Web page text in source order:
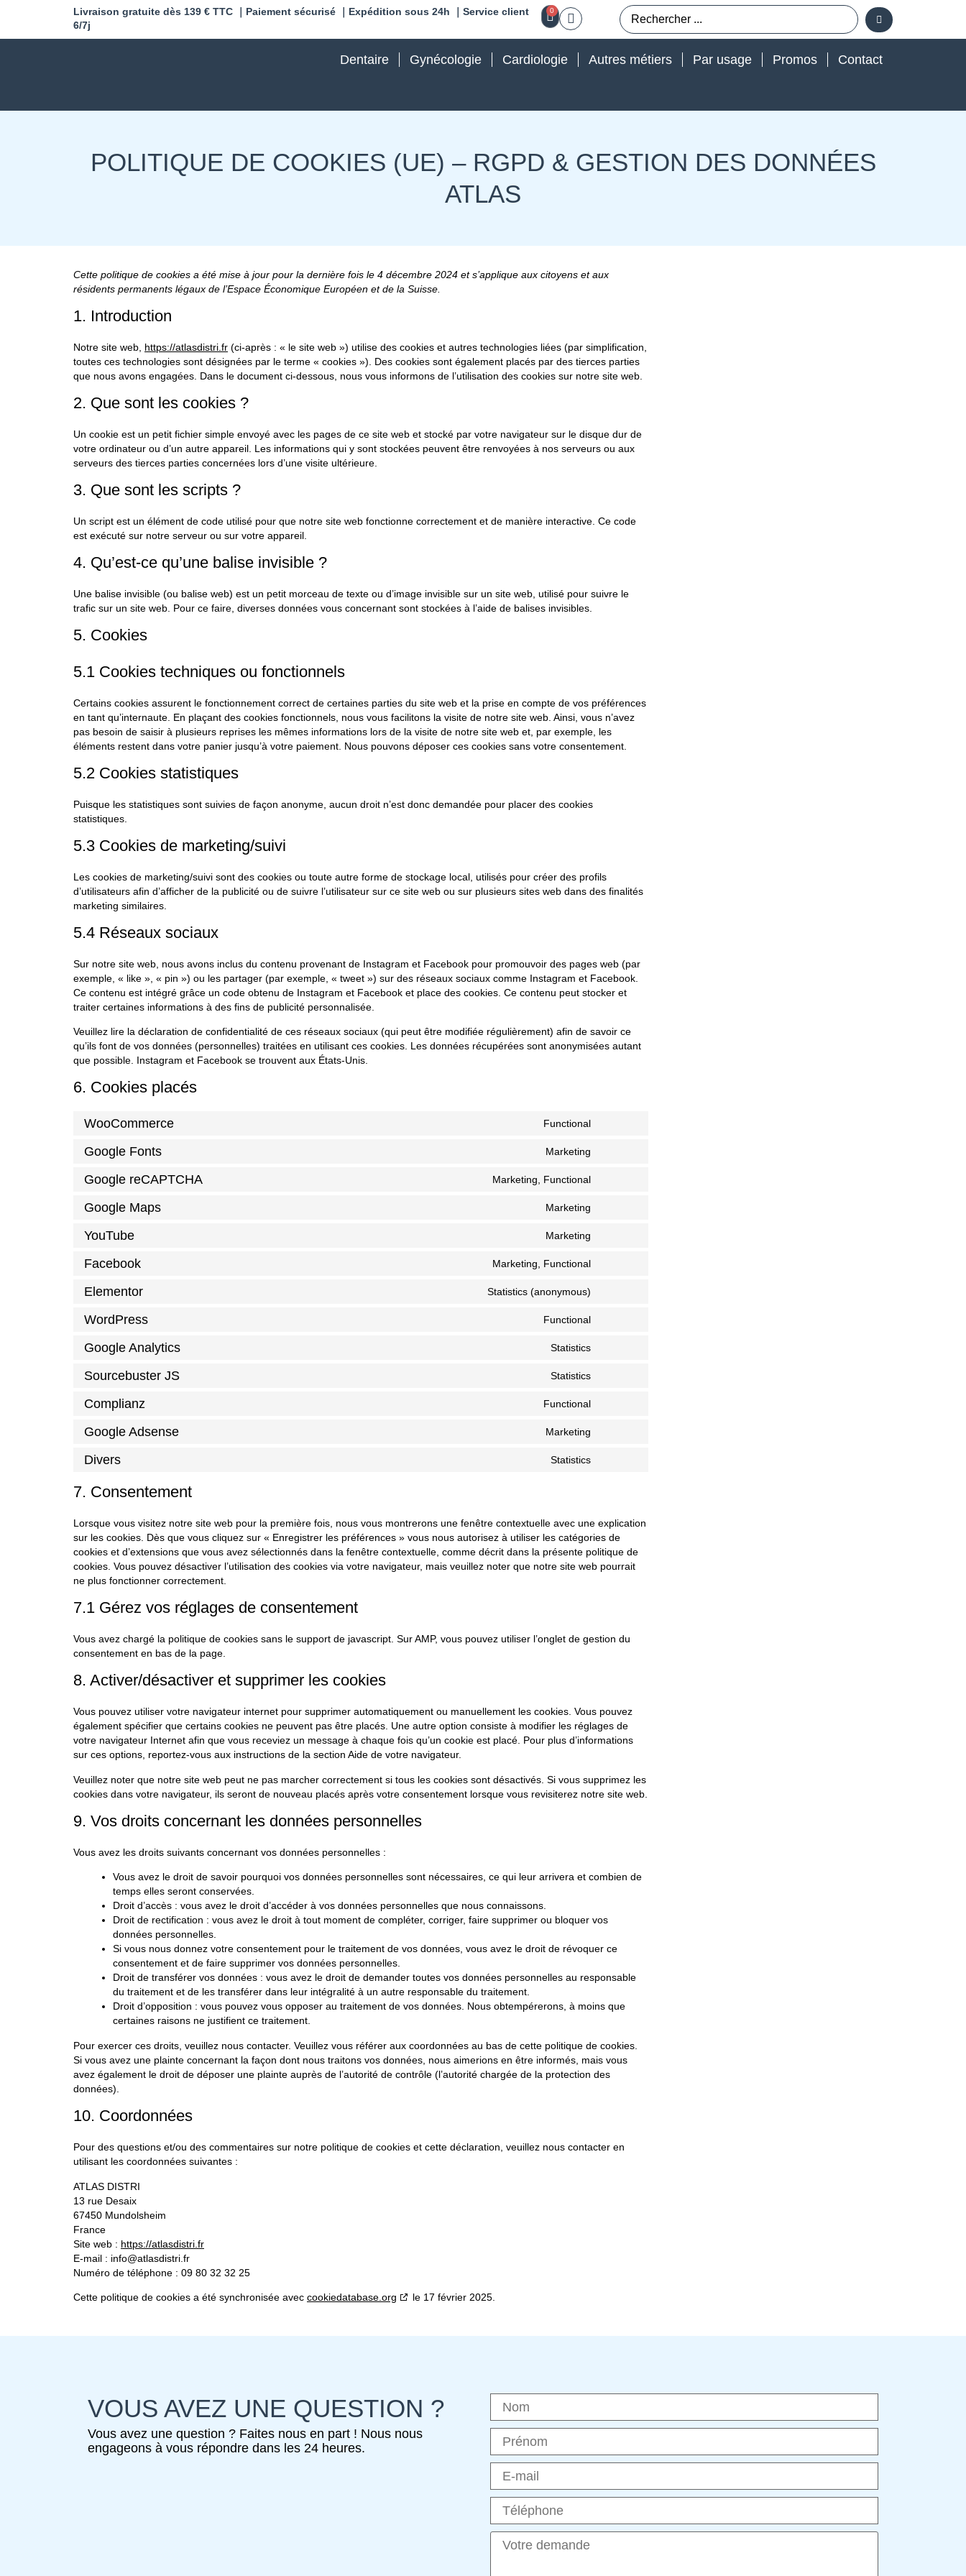
Livraison gratuite dès 139 € TTC ｜Paiement sécurisé ｜Expédition sous 24h ｜Service client
6/7j
0
Dentaire Gynécologie Cardiologie Autres métiers Par usage Promos Contact
POLITIQUE DE COOKIES (UE) – RGPD & GESTION DES DONNÉES
ATLAS
Cette politique de cookies a été mise à jour pour la dernière fois le 4 décembre 2024 et s’applique aux citoyens et aux
résidents permanents légaux de l’Espace Économique Européen et de la Suisse.
1. Introduction
Notre site web, https://atlasdistri.fr (ci-après : « le site web ») utilise des cookies et autres technologies liées (par simplification,
toutes ces technologies sont désignées par le terme « cookies »). Des cookies sont également placés par des tierces parties
que nous avons engagées. Dans le document ci-dessous, nous vous informons de l’utilisation des cookies sur notre site web.
2. Que sont les cookies ?
Un cookie est un petit fichier simple envoyé avec les pages de ce site web et stocké par votre navigateur sur le disque dur de
votre ordinateur ou d’un autre appareil. Les informations qui y sont stockées peuvent être renvoyées à nos serveurs ou aux
serveurs des tierces parties concernées lors d’une visite ultérieure.
3. Que sont les scripts ?
Un script est un élément de code utilisé pour que notre site web fonctionne correctement et de manière interactive. Ce code
est exécuté sur notre serveur ou sur votre appareil.
4. Qu’est-ce qu’une balise invisible ?
Une balise invisible (ou balise web) est un petit morceau de texte ou d’image invisible sur un site web, utilisé pour suivre le
trafic sur un site web. Pour ce faire, diverses données vous concernant sont stockées à l’aide de balises invisibles.
5. Cookies
5.1 Cookies techniques ou fonctionnels
Certains cookies assurent le fonctionnement correct de certaines parties du site web et la prise en compte de vos préférences
en tant qu’internaute. En plaçant des cookies fonctionnels, nous vous facilitons la visite de notre site web. Ainsi, vous n’avez
pas besoin de saisir à plusieurs reprises les mêmes informations lors de la visite de notre site web et, par exemple, les
éléments restent dans votre panier jusqu’à votre paiement. Nous pouvons déposer ces cookies sans votre consentement.
5.2 Cookies statistiques
Puisque les statistiques sont suivies de façon anonyme, aucun droit n’est donc demandée pour placer des cookies
statistiques.
5.3 Cookies de marketing/suivi
Les cookies de marketing/suivi sont des cookies ou toute autre forme de stockage local, utilisés pour créer des profils
d’utilisateurs afin d’afficher de la publicité ou de suivre l’utilisateur sur ce site web ou sur plusieurs sites web dans des finalités
marketing similaires.
5.4 Réseaux sociaux
Sur notre site web, nous avons inclus du contenu provenant de Instagram et Facebook pour promouvoir des pages web (par
exemple, « like », « pin ») ou les partager (par exemple, « tweet ») sur des réseaux sociaux comme Instagram et Facebook.
Ce contenu est intégré grâce un code obtenu de Instagram et Facebook et place des cookies. Ce contenu peut stocker et
traiter certaines informations à des fins de publicité personnalisée.
Veuillez lire la déclaration de confidentialité de ces réseaux sociaux (qui peut être modifiée régulièrement) afin de savoir ce
qu’ils font de vos données (personnelles) traitées en utilisant ces cookies. Les données récupérées sont anonymisées autant
que possible. Instagram et Facebook se trouvent aux États-Unis.
6. Cookies placés
WooCommerce Functional
Google Fonts Marketing
Google reCAPTCHA Marketing, Functional
Google Maps Marketing
YouTube Marketing
Facebook Marketing, Functional
Elementor Statistics (anonymous)
WordPress Functional
Google Analytics Statistics
Sourcebuster JS Statistics
Complianz Functional
Google Adsense Marketing
Divers Statistics
7. Consentement
Lorsque vous visitez notre site web pour la première fois, nous vous montrerons une fenêtre contextuelle avec une explication
sur les cookies. Dès que vous cliquez sur « Enregistrer les préférences » vous nous autorisez à utiliser les catégories de
cookies et d’extensions que vous avez sélectionnés dans la fenêtre contextuelle, comme décrit dans la présente politique de
cookies. Vous pouvez désactiver l’utilisation des cookies via votre navigateur, mais veuillez noter que notre site web pourrait
ne plus fonctionner correctement.
7.1 Gérez vos réglages de consentement
Vous avez chargé la politique de cookies sans le support de javascript. Sur AMP, vous pouvez utiliser l’onglet de gestion du
consentement en bas de la page.
8. Activer/désactiver et supprimer les cookies
Vous pouvez utiliser votre navigateur internet pour supprimer automatiquement ou manuellement les cookies. Vous pouvez
également spécifier que certains cookies ne peuvent pas être placés. Une autre option consiste à modifier les réglages de
votre navigateur Internet afin que vous receviez un message à chaque fois qu’un cookie est placé. Pour plus d’informations
sur ces options, reportez-vous aux instructions de la section Aide de votre navigateur.
Veuillez noter que notre site web peut ne pas marcher correctement si tous les cookies sont désactivés. Si vous supprimez les
cookies dans votre navigateur, ils seront de nouveau placés après votre consentement lorsque vous revisiterez notre site web.
9. Vos droits concernant les données personnelles
Vous avez les droits suivants concernant vos données personnelles :
Vous avez le droit de savoir pourquoi vos données personnelles sont nécessaires, ce qui leur arrivera et combien de
temps elles seront conservées.
Droit d’accès : vous avez le droit d’accéder à vos données personnelles que nous connaissons.
Droit de rectification : vous avez le droit à tout moment de compléter, corriger, faire supprimer ou bloquer vos
données personnelles.
Si vous nous donnez votre consentement pour le traitement de vos données, vous avez le droit de révoquer ce
consentement et de faire supprimer vos données personnelles.
Droit de transférer vos données : vous avez le droit de demander toutes vos données personnelles au responsable
du traitement et de les transférer dans leur intégralité à un autre responsable du traitement.
Droit d’opposition : vous pouvez vous opposer au traitement de vos données. Nous obtempérerons, à moins que
certaines raisons ne justifient ce traitement.
Pour exercer ces droits, veuillez nous contacter. Veuillez vous référer aux coordonnées au bas de cette politique de cookies.
Si vous avez une plainte concernant la façon dont nous traitons vos données, nous aimerions en être informés, mais vous
avez également le droit de déposer une plainte auprès de l’autorité de contrôle (l’autorité chargée de la protection des
données).
10. Coordonnées
Pour des questions et/ou des commentaires sur notre politique de cookies et cette déclaration, veuillez nous contacter en
utilisant les coordonnées suivantes :
ATLAS DISTRI
13 rue Desaix
67450 Mundolsheim
France
Site web : https://atlasdistri.fr
E-mail : info@atlasdistri.fr
Numéro de téléphone : 09 80 32 32 25
Cette politique de cookies a été synchronisée avec cookiedatabase.org le 17 février 2025.
VOUS AVEZ UNE QUESTION ?
Vous avez une question ? Faites nous en part ! Nous nous
engageons à vous répondre dans les 24 heures.